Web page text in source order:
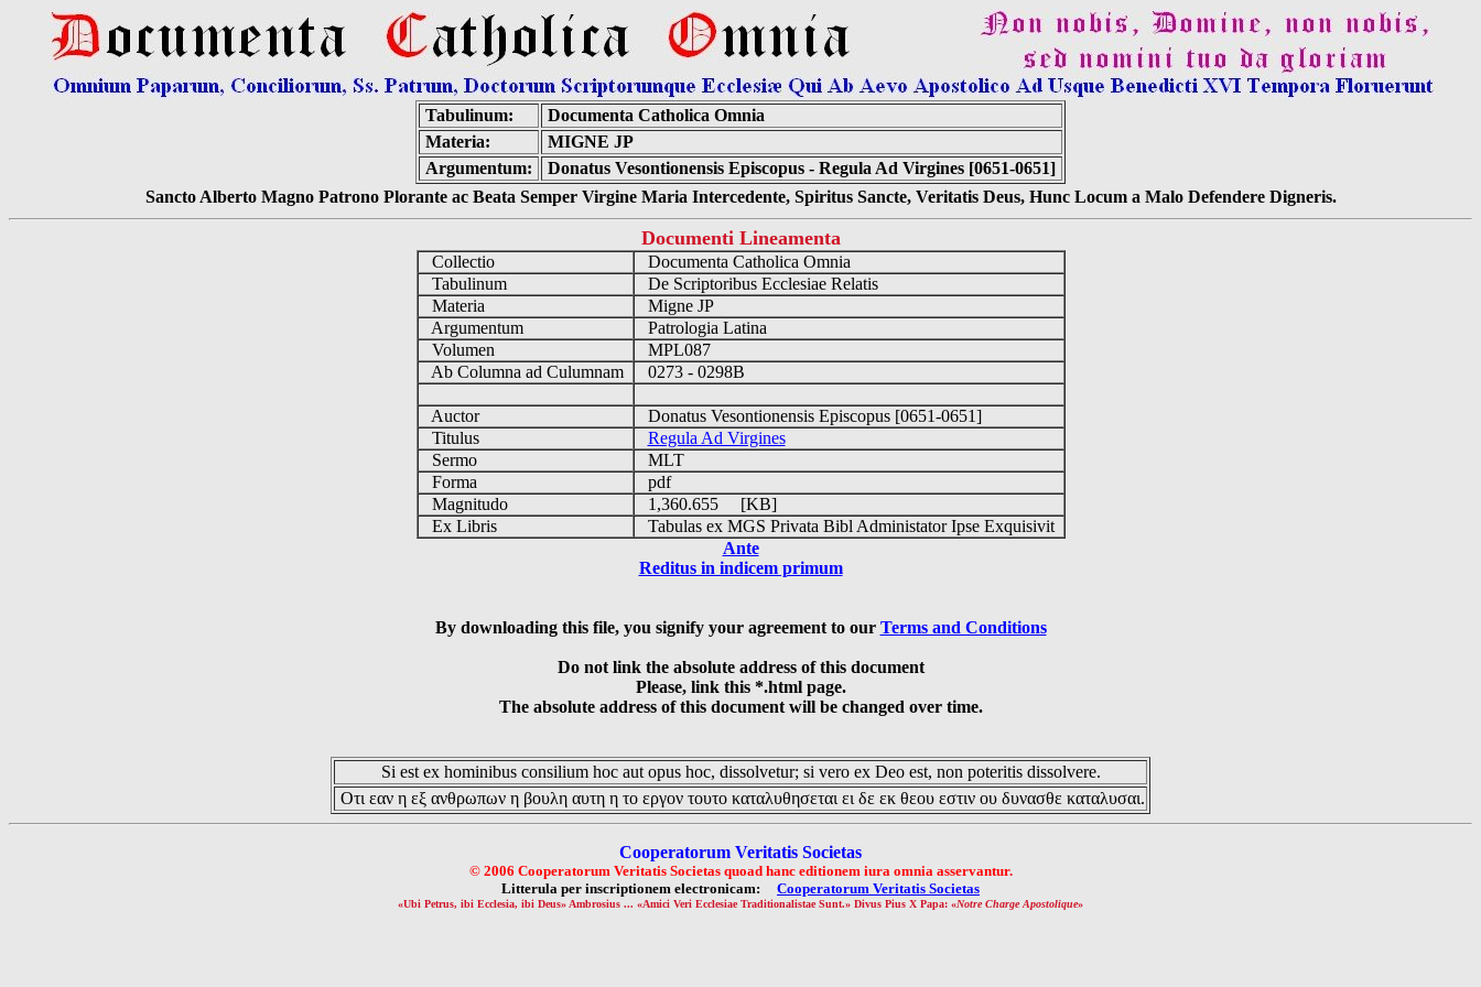
Tabulinum:
Documenta Catholica Omnia
Materia:
MIGNE JP
Argumentum:
Donatus Vesontionensis Episcopus - Regula Ad Virgines [0651-0651]
Sancto Alberto Magno Patrono Plorante ac Beata Semper Virgine Maria Intercedente, Spiritus Sancte, Veritatis Deus, Hunc Locum a Malo Defendere Digneris.
Documenti Lineamenta
Collectio
Documenta Catholica Omnia
Tabulinum
De Scriptoribus Ecclesiae Relatis
Materia
Migne JP
Argumentum
Patrologia Latina
Volumen
MPL087
Ab Columna ad Culumnam
0273 - 0298B
Auctor
Donatus Vesontionensis Episcopus [0651-0651]
Titulus
Regula Ad Virgines
Sermo
MLT
Forma
pdf
Magnitudo
1,360.655 [KB]
Ex Libris
Tabulas ex MGS Privata Bibl Administator Ipse Exquisivit
Ante
Reditus in indicem primum
By downloading this file, you signify your agreement to our Terms and Conditions
Do not link the absolute address of this document
Please, link this *.html page.
The absolute address of this document will be changed over time.
Si est ex hominibus consilium hoc aut opus hoc, dissolvetur; si vero ex Deo est, non poteritis dissolvere.
Οτι εαν η εξ ανθρωπων η βουλη αυτη η το εργον τουτο καταλυθησεται ει δε εκ θεου εστιν ου δυνασθε καταλυσαι.
Cooperatorum Veritatis Societas
© 2006 Cooperatorum Veritatis Societas quoad hanc editionem iura omnia asservantur.
Litterula per inscriptionem electronicam: Cooperatorum Veritatis Societas
«Ubi Petrus, ibi Ecclesia, ibi Deus» Ambrosius ... «Amici Veri Ecclesiae Traditionalistae Sunt.» Divus Pius X Papa: «Notre Charge Apostolique»